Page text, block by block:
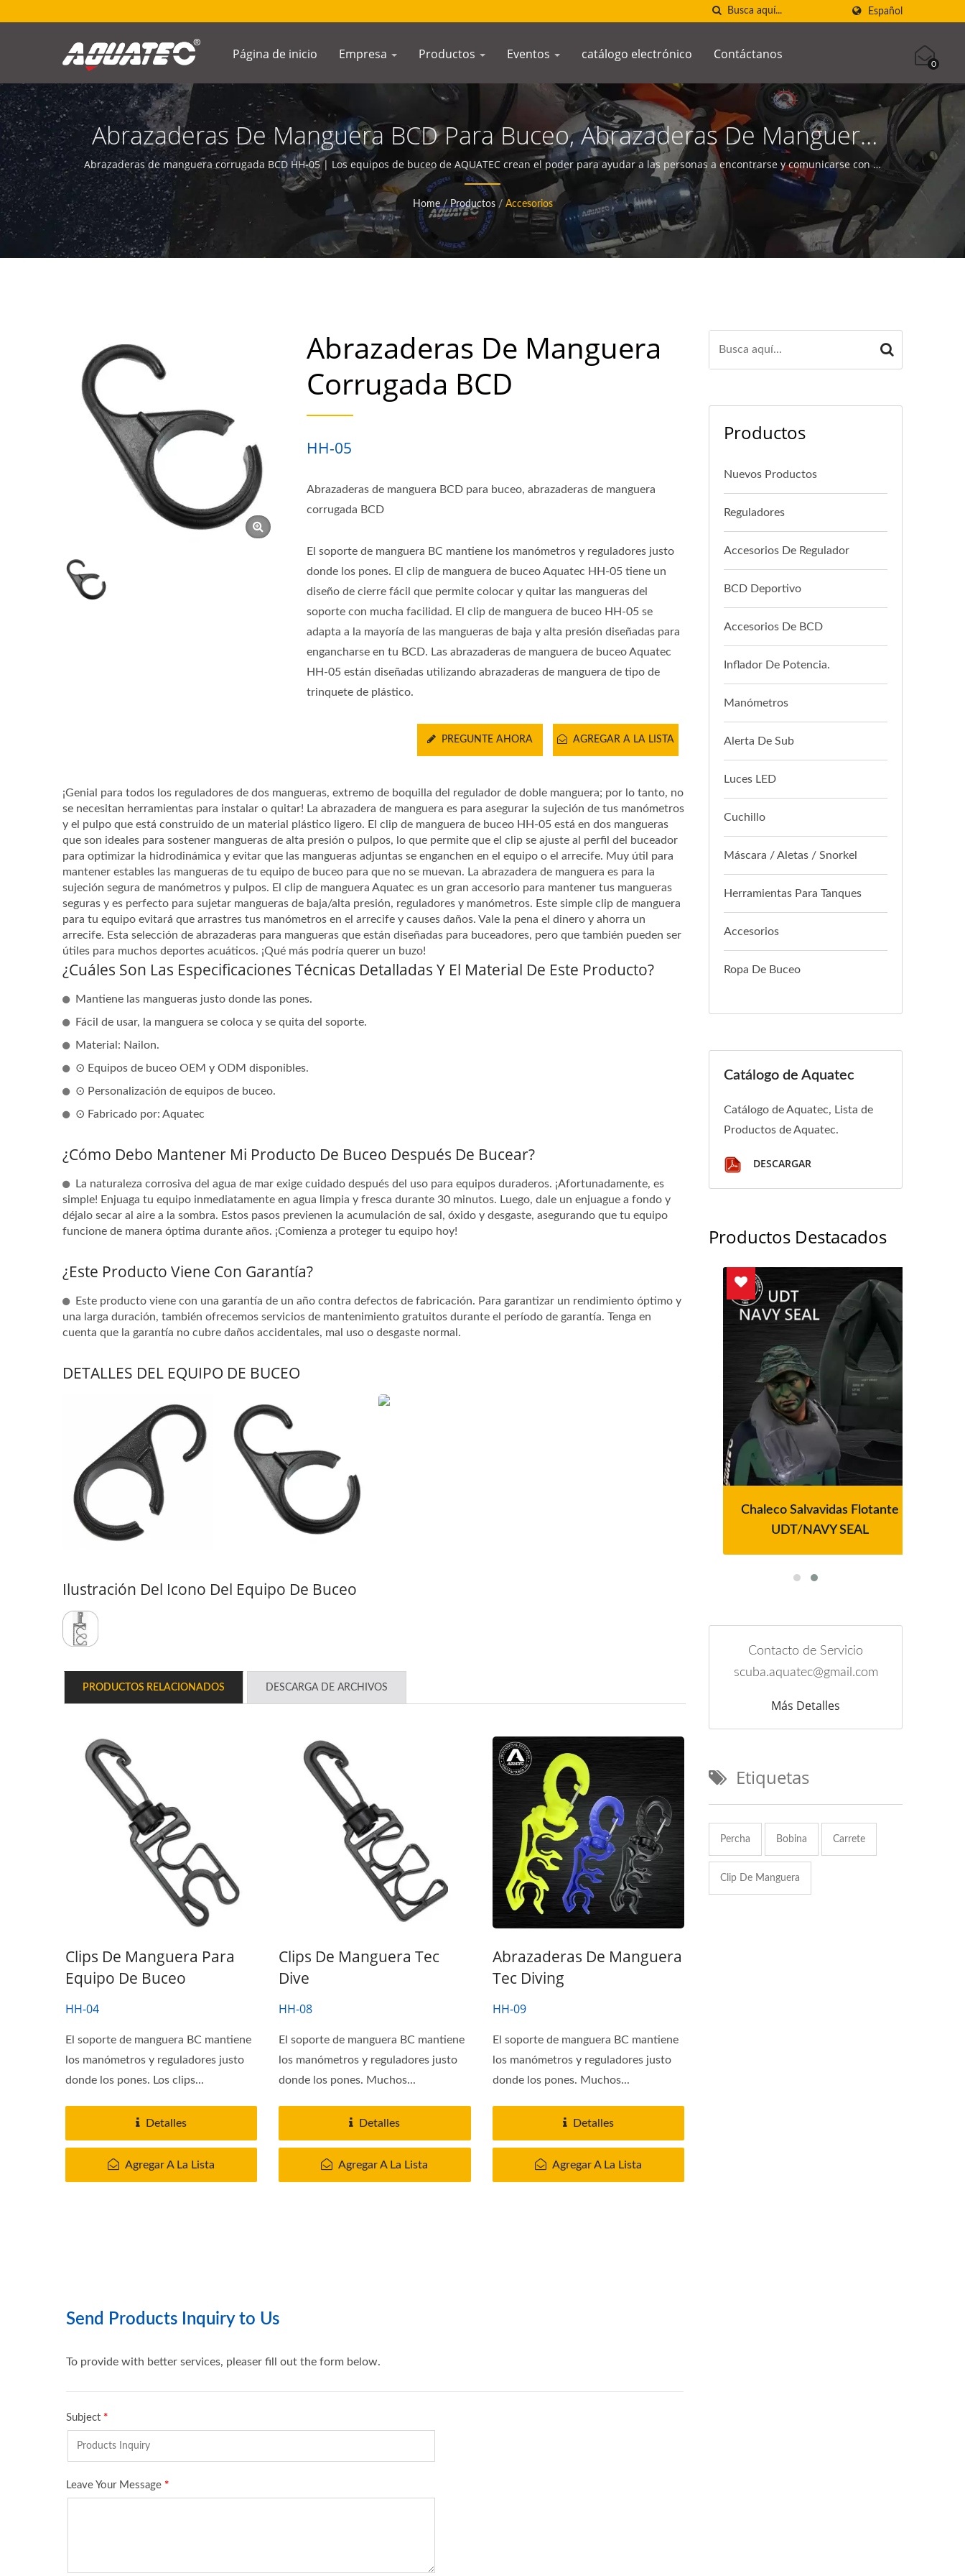
Español
Página de inicio Empresa Productos Eventos catálogo electrónico Contáctanos
0
Abrazaderas De Manguera BCD Para Buceo, Abrazaderas De Manguera
Corrugada BCD | Manómetros De Buceo | Fabricante De Brújulas
Submarinas | SCUBA AQUATEC
Abrazaderas de manguera corrugada BCD HH-05 | Los equipos de buceo de AQUATEC crean el poder para ayudar a las personas a encontrarse y comunicarse con el
océano.
Home / Productos / Accesorios
Abrazaderas De Manguera
Corrugada BCD
HH-05
Abrazaderas de manguera BCD para buceo, abrazaderas de manguera
corrugada BCD
El soporte de manguera BC mantiene los manómetros y reguladores justo
donde los pones. El clip de manguera de buceo Aquatec HH-05 tiene un
diseño de cierre fácil que permite colocar y quitar las mangueras del
soporte con mucha facilidad. El clip de manguera de buceo HH-05 se
adapta a la mayoría de las mangueras de baja y alta presión diseñadas para
engancharse en tu BCD. Las abrazaderas de manguera de buceo Aquatec
HH-05 están diseñadas utilizando abrazaderas de manguera de tipo de
trinquete de plástico.
AGREGAR A LA LISTA
PREGUNTE AHORA
¡Genial para todos los reguladores de dos mangueras, extremo de boquilla del regulador de doble manguera; por lo tanto, no
se necesitan herramientas para instalar o quitar! La abrazadera de manguera es para asegurar la sujeción de tus manómetros
y el pulpo que está construido de un material plástico ligero. El clip de manguera de buceo HH-05 está en dos mangueras
que son ideales para sostener mangueras de alta presión o pulpos, lo que permite que el clip se ajuste al perfil del buceador
para optimizar la hidrodinámica y evitar que las mangueras adjuntas se enganchen en el equipo o el arrecife. Muy útil para
mantener estables las mangueras de tu equipo de buceo para que no se muevan. La abrazadera de manguera es para la
sujeción segura de manómetros y pulpos. El clip de manguera Aquatec es un gran accesorio para mantener tus mangueras
seguras y es perfecto para sujetar mangueras de baja/alta presión, reguladores y manómetros. Este simple clip de manguera
para tu equipo evitará que arrastres tus manómetros en el arrecife y causes daños. Vale la pena el dinero y ahorra un
arrecife. Esta selección de abrazaderas para mangueras que están diseñadas para buceadores, pero que también pueden ser
útiles para muchos deportes acuáticos. ¡Qué más podría querer un buzo!
¿Cuáles Son Las Especificaciones Técnicas Detalladas Y El Material De Este Producto?
Mantiene las mangueras justo donde las pones.
Fácil de usar, la manguera se coloca y se quita del soporte.
Material: Nailon.
⊙ Equipos de buceo OEM y ODM disponibles.
⊙ Personalización de equipos de buceo.
⊙ Fabricado por: Aquatec
¿Cómo Debo Mantener Mi Producto De Buceo Después De Bucear?
La naturaleza corrosiva del agua de mar exige cuidado después del uso para equipos duraderos. ¡Afortunadamente, es
simple! Enjuaga tu equipo inmediatamente en agua limpia y fresca durante 30 minutos. Luego, dale un enjuague a fondo y
déjalo secar al aire a la sombra. Estos pasos previenen la acumulación de sal, óxido y desgaste, asegurando que tu equipo
funcione de manera óptima durante años. ¡Comienza a proteger tu equipo hoy!
¿Este Producto Viene Con Garantía?
Este producto viene con una garantía de un año contra defectos de fabricación. Para garantizar un rendimiento óptimo y
una larga duración, también ofrecemos servicios de mantenimiento gratuitos durante el período de garantía. Tenga en
cuenta que la garantía no cubre daños accidentales, mal uso o desgaste normal.
DETALLES DEL EQUIPO DE BUCEO
Ilustración Del Icono Del Equipo De Buceo
PRODUCTOS RELACIONADOS DESCARGA DE ARCHIVOS
Clips De Manguera Para
Equipo De Buceo
HH-04
El soporte de manguera BC mantiene
los manómetros y reguladores justo
donde los pones. Los clips...
Detalles
Agregar A La Lista
Clips De Manguera Tec
Dive
HH-08
El soporte de manguera BC mantiene
los manómetros y reguladores justo
donde los pones. Muchos...
Detalles
Agregar A La Lista
Abrazaderas De Manguera
Tec Diving
HH-09
El soporte de manguera BC mantiene
los manómetros y reguladores justo
donde los pones. Muchos...
Detalles
Agregar A La Lista
Productos
Nuevos Productos
Reguladores
Accesorios De Regulador
BCD Deportivo
Accesorios De BCD
Inflador De Potencia.
Manómetros
Alerta De Sub
Luces LED
Cuchillo
Máscara / Aletas / Snorkel
Herramientas Para Tanques
Accesorios
Ropa De Buceo
Catálogo de Aquatec
Catálogo de Aquatec, Lista de
Productos de Aquatec.
DESCARGAR
Productos Destacados
Sistema De Humedad Del
Filtro De Aire Series Guardian
Chaleco Salvavidas Flotante
UDT/NAVY SEAL
Chaleco Salvavidas Flotante
UDT/NAVY SEAL
Contacto de Servicio
scuba.aquatec@gmail.com
Más Detalles
Etiquetas
Percha Bobina Carrete
Clip De Manguera